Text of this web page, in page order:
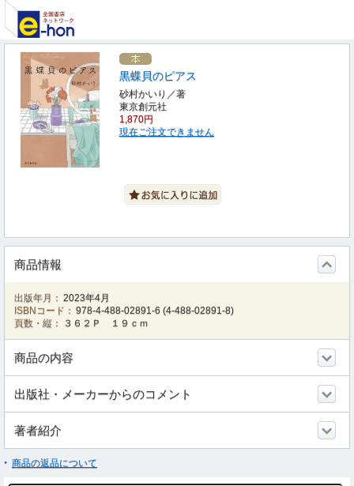
黒蝶貝のピアス
砂村かいり／著
東京創元社
1,870円
現在ご注文できません
商品情報
出版年月： 2023年4月
ISBNコード： 978-4-488-02891-6 (4-488-02891-8)
頁数・縦：
３６２Ｐ １９ｃｍ
商品の内容
出版社・メーカーからのコメント
著者紹介
商品の返品について